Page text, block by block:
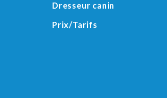
Dresseur canin
Prix/Tarifs